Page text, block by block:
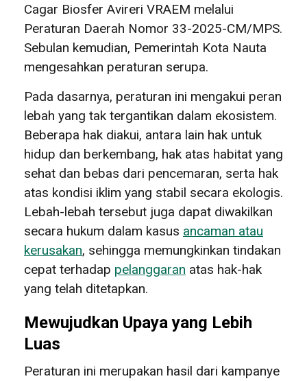
Cagar Biosfer Avireri VRAEM melalui
Peraturan Daerah Nomor 33-2025-CM/MPS.
Sebulan kemudian, Pemerintah Kota Nauta
mengesahkan peraturan serupa.
Pada dasarnya, peraturan ini mengakui peran
lebah yang tak tergantikan dalam ekosistem.
Beberapa hak diakui, antara lain hak untuk
hidup dan berkembang, hak atas habitat yang
sehat dan bebas dari pencemaran, serta hak
atas kondisi iklim yang stabil secara ekologis.
Lebah-lebah tersebut juga dapat diwakilkan
secara hukum dalam kasus ancaman atau
kerusakan, sehingga memungkinkan tindakan
cepat terhadap pelanggaran atas hak-hak
yang telah ditetapkan.
Mewujudkan Upaya yang Lebih
Luas
Peraturan ini merupakan hasil dari kampanye